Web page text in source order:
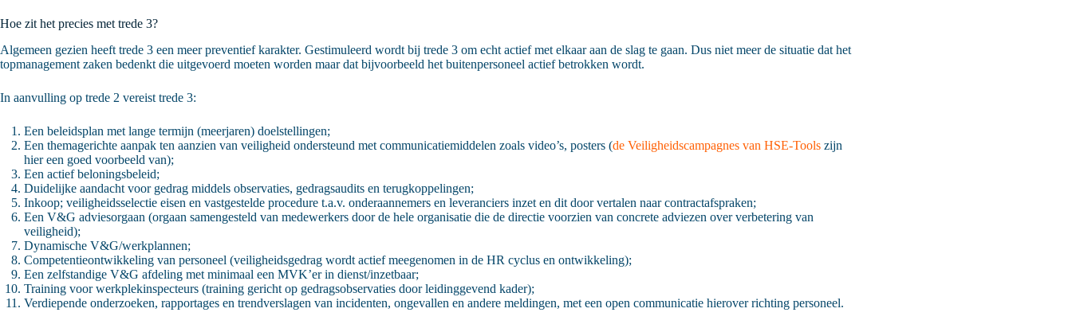
Hoe zit het precies met trede 3?
Algemeen gezien heeft trede 3 een meer preventief karakter. Gestimuleerd wordt bij trede 3 om echt actief met elkaar aan de slag te gaan. Dus niet meer de situatie dat het
topmanagement zaken bedenkt die uitgevoerd moeten worden maar dat bijvoorbeeld het buitenpersoneel actief betrokken wordt.
In aanvulling op trede 2 vereist trede 3:
Een beleidsplan met lange termijn (meerjaren) doelstellingen;
Een themagerichte aanpak ten aanzien van veiligheid ondersteund met communicatiemiddelen zoals video’s, posters (de Veiligheidscampagnes van HSE-Tools zijn
hier een goed voorbeeld van);
Een actief beloningsbeleid;
Duidelijke aandacht voor gedrag middels observaties, gedragsaudits en terugkoppelingen;
Inkoop; veiligheidsselectie eisen en vastgestelde procedure t.a.v. onderaannemers en leveranciers inzet en dit door vertalen naar contractafspraken;
Een V&G adviesorgaan (orgaan samengesteld van medewerkers door de hele organisatie die de directie voorzien van concrete adviezen over verbetering van
veiligheid);
Dynamische V&G/werkplannen;
Competentieontwikkeling van personeel (veiligheidsgedrag wordt actief meegenomen in de HR cyclus en ontwikkeling);
Een zelfstandige V&G afdeling met minimaal een MVK’er in dienst/inzetbaar;
Training voor werkplekinspecteurs (training gericht op gedragsobservaties door leidinggevend kader);
Verdiepende onderzoeken, rapportages en trendverslagen van incidenten, ongevallen en andere meldingen, met een open communicatie hierover richting personeel.